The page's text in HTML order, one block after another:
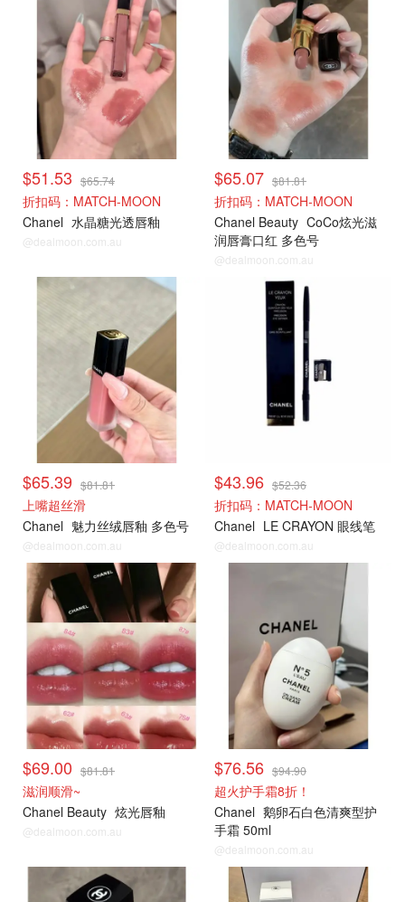
$51.53 $65.74
折扣码：MATCH-MOON
Chanel 水晶糖光透唇釉
@dealmoon.com.au
$65.07 $81.81
折扣码：MATCH-MOON
Chanel Beauty CoCo炫光滋
润唇膏口红 多色号
@dealmoon.com.au
$65.39 $81.81
上嘴超丝滑
Chanel 魅力丝绒唇釉 多色号
@dealmoon.com.au
$43.96 $52.36
折扣码：MATCH-MOON
Chanel LE CRAYON 眼线笔
@dealmoon.com.au
$69.00 $81.81
滋润顺滑~
Chanel Beauty 炫光唇釉
@dealmoon.com.au
$76.56 $94.90
超火护手霜8折！
Chanel 鹅卵石白色清爽型护
手霜 50ml
@dealmoon.com.au